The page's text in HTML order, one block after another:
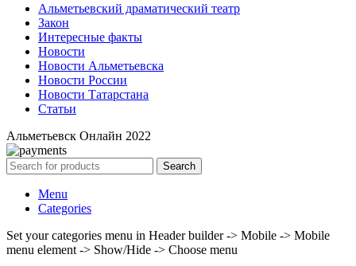
Альметьевский драматический театр
Закон
Интересные факты
Новости
Новости Альметьевска
Новости России
Новости Татарстана
Статьи
Альметьевск Онлайн 2022
Search
Menu
Categories
Set your categories menu in Header builder -> Mobile -> Mobile
menu element -> Show/Hide -> Choose menu